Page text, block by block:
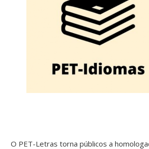
O PET-Letras torna públicos a